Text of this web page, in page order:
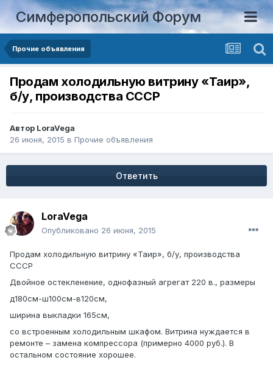
Симферопольский Форум
Прочие объявления
Продам холодильную витрину «Таир»,
б/у, производства СССР
Автор LoraVega
26 июня, 2015 в Прочие объявления
Ответить
LoraVega
Опубликовано 26 июня, 2015
Продам холодильную витрину «Таир», б/у, производства
СССР
Двойное остекленение, однофазный агрегат 220 в., размеры
д180см-ш100см-в120см,
ширина выкладки 165см,
со встроенным холодильным шкафом. Витрина нуждается в
ремонте – замена компрессора (примерно 4000 руб.). В
остальном состояние хорошее.